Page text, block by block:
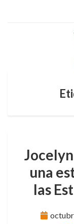
una
las